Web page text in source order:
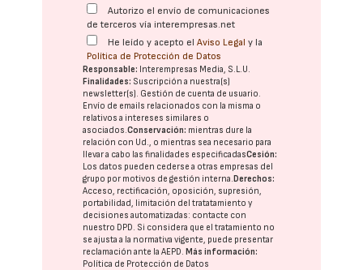
Autorizo el envío de comunicaciones
de terceros vía interempresas.net
He leído y acepto elAviso Legal y la
Política de Protección de Datos
Responsable: Interempresas Media, S.L.U.
Finalidades: Suscripción a nuestra(s)
newsletter(s). Gestión de cuenta de usuario.
Envío de emails relacionados con la misma o
relativos a intereses similares o
asociados.Conservación: mientras dure la
relación con Ud., o mientras sea necesario para
llevar a cabo las finalidades especificadasCesión:
Los datos pueden cederse a otras empresas del
grupo por motivos de gestión interna.Derechos:
Acceso, rectificación, oposición, supresión,
portabilidad, limitación del tratatamiento y
decisiones automatizadas: contacte con
nuestro DPD. Si considera que el tratamiento no
se ajusta a la normativa vigente, puede presentar
reclamación ante laAEPD.Más información:
Política de Protección de Datos